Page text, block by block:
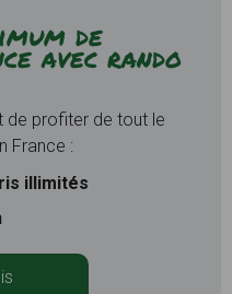
de
avec rando
de profiter de tout le
France :
illimités